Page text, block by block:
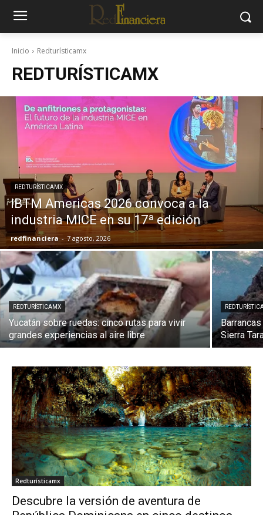
Inicio Redturísticamx
REDTURÍSTICAMX
REDTURÍSTICAMX
IBTM Americas 2026 convoca a la
industria MICE en su 17ª edición
redfinanciera - 7 agosto, 2026
REDTURÍSTICAMX
Yucatán sobre ruedas: cinco rutas para vivir
grandes experiencias al aire libre
Sierra
Redturísticamx
Descubre la versión de aventura de